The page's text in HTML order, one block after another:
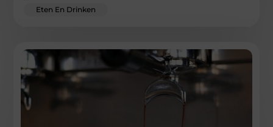
Eten En Drinken